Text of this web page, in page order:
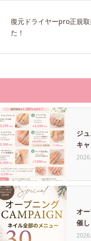
復元ドライヤーpro正規
た！
ジ
キ
オ
催し